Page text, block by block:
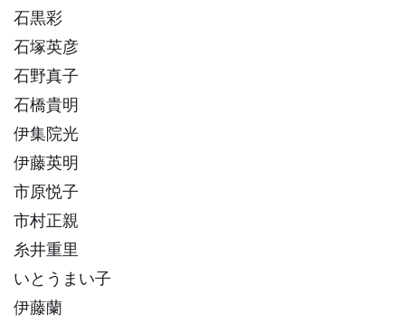
石黒彩
石塚英彦
石野真子
石橋貴明
伊集院光
伊藤英明
市原悦子
市村正親
糸井重里
いとうまい子
伊藤蘭